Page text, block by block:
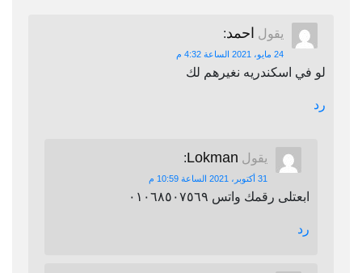
يقول احمد:
24 مايو، 2021 الساعة 4:32 م
لو في اسكندريه نغيرهم لك
رد
يقول Lokman
:
31 أكتوبر، 2021 الساعة 10:59 م
ابعتلى رقمك واتس ٠١٠٦٨٥٠٧٥٦٩
رد